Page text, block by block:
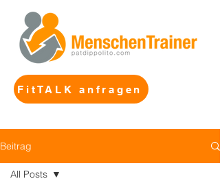
FitTALK anfragen
Beitrag
All Posts